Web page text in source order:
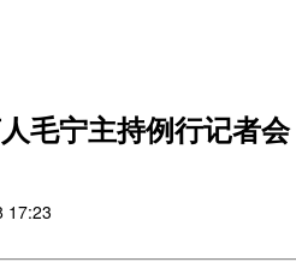
毛宁主持例行记者会
17:23